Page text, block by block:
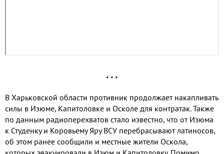
* * *
В Харьковской области противник продолжает накапливать
силы в Изюме, Капитоловке и Осколе для контратак. Также
по данным радиоперехватов стало известно, что от Изюма
к Студенку и Коровьему Яру ВСУ перебрасывают латиносов,
об этом ранее сообщили и местные жители Оскола,